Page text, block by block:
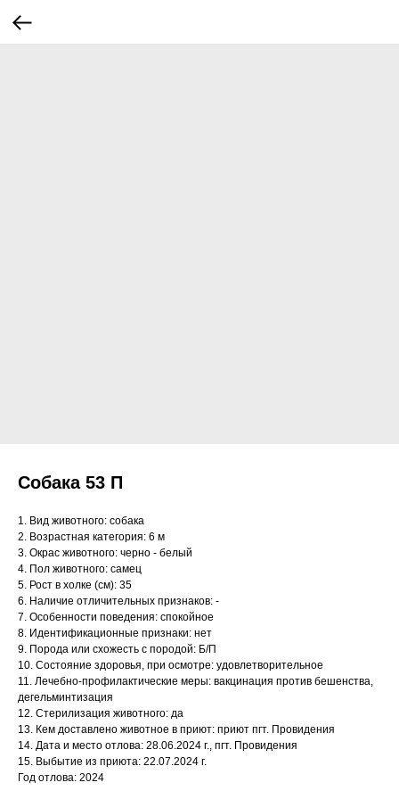
Собака 53 П
1. Вид животного: собака
2. Возрастная категория: 6 м
3. Окрас животного: черно - белый
4. Пол животного: самец
5. Рост в холке (см): 35
6. Наличие отличительных признаков: -
7. Особенности поведения: спокойное
8. Идентификационные признаки: нет
9. Порода или схожесть с породой: Б/П
10. Состояние здоровья, при осмотре: удовлетворительное
11. Лечебно-профилактические меры: вакцинация против бешенства,
дегельминтизация
12. Стерилизация животного: да
13. Кем доставлено животное в приют: приют пгт. Провидения
14. Дата и место отлова: 28.06.2024 г., пгт. Провидения
15. Выбытие из приюта: 22.07.2024 г.
Год отлова: 2024